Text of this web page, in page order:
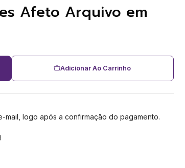
Afeto Arquivo em
Adicionar Ao Carrinho
logo após a confirmação do pagamento.